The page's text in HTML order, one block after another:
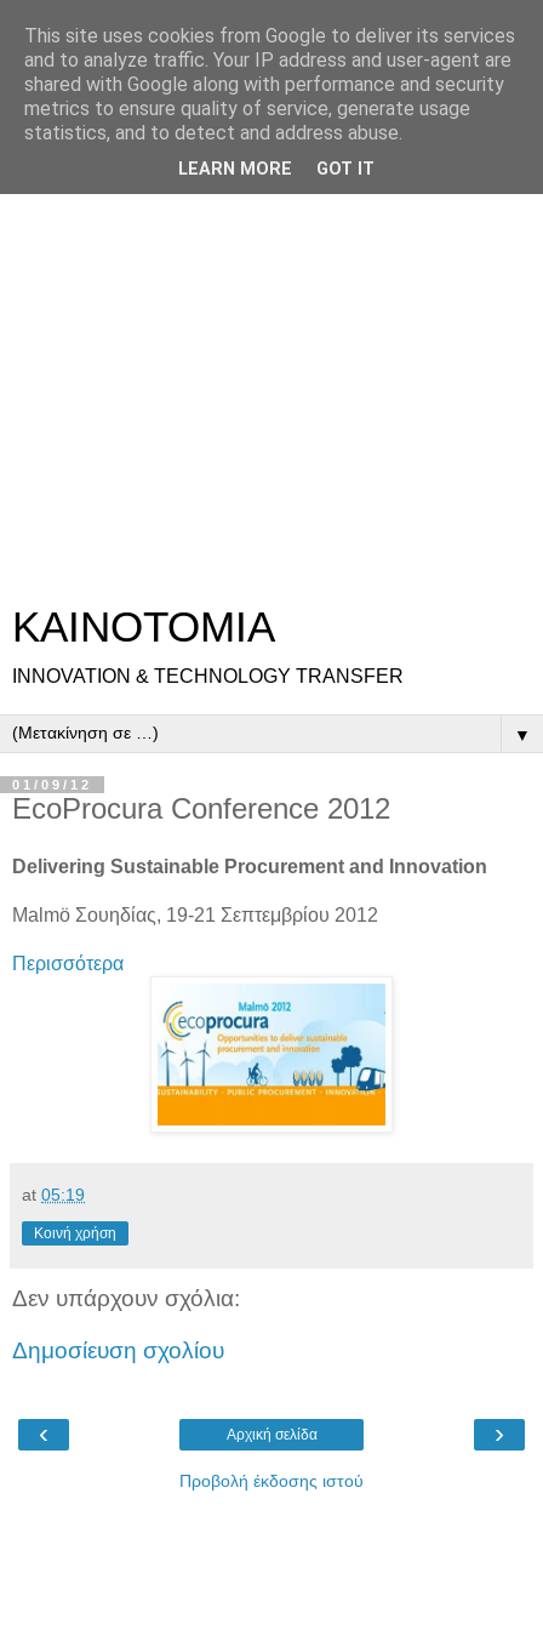
ΚΑΙΝΟΤΟΜΙΑ
INNOVATION & TECHNOLOGY TRANSFER
▼
01/09/12
EcoProcura Conference 2012
Delivering Sustainable Procurement and Innovation
Malmö Σουηδίας, 19-21 Σεπτεμβρίου 2012
Περισσότερα
at 05:19
Κοινή χρήση
Δεν υπάρχουν σχόλια:
Δημοσίευση σχολίου
‹ ›
Αρχική σελίδα
Προβολή έκδοσης ιστού
This site uses cookies from Google to deliver its services
and to analyze traffic. Your IP address and user-agent are
shared with Google along with performance and security
metrics to ensure quality of service, generate usage
statistics, and to detect and address abuse.
LEARN MORE GOT IT